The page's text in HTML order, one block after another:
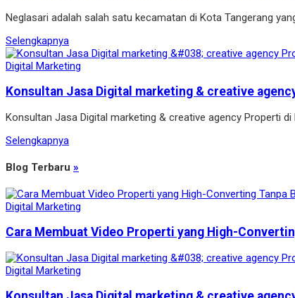
Neglasari adalah salah satu kecamatan di Kota Tangerang
Selengkapnya
Digital Marketing
Konsultan Jasa Digital marketing & creative
Konsultan Jasa Digital marketing & creative agency Properti
Selengkapnya
Blog Terbaru »
Digital Marketing
Cara Membuat Video Properti yang High-
Digital Marketing